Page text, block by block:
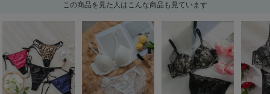
この商品を見た人はこんな商品も見ています